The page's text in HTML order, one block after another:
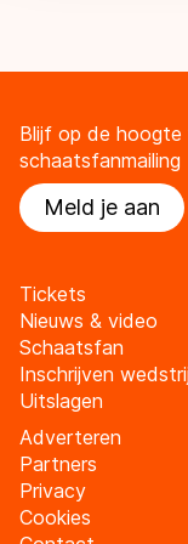
Blijf op de hoogte
schaatsfanmailing
Meld je aan
Tickets
Nieuws & video
Schaatsfan
Inschrijven
Uitslagen
Adverteren
Partners
Privacy
Cookies